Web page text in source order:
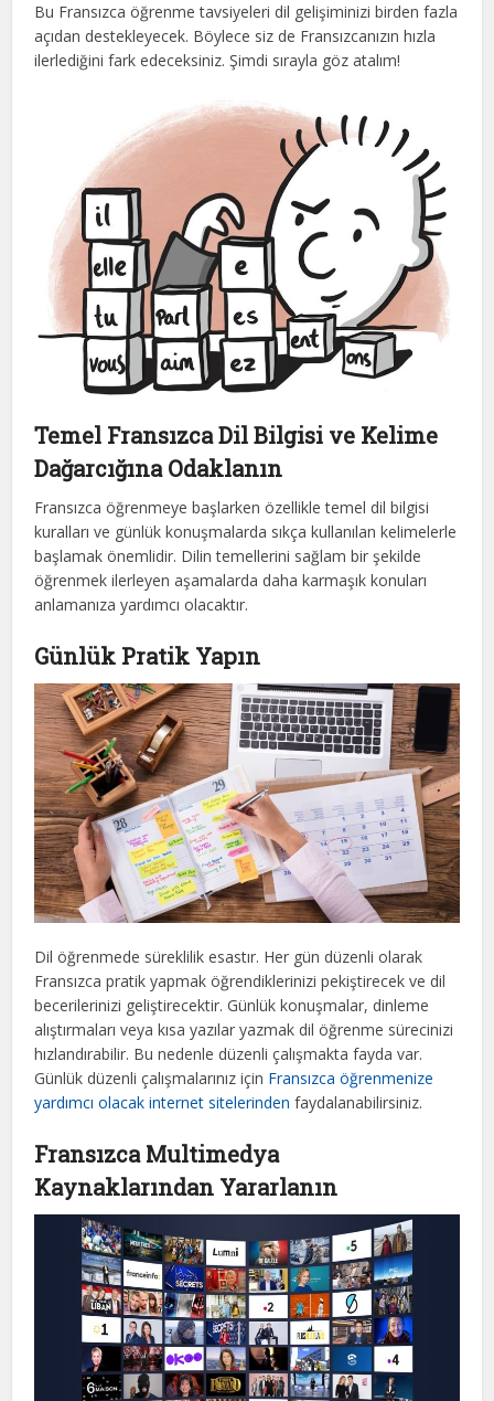
Bu Fransızca öğrenme tavsiyeleri dil gelişiminizi birden fazla
açıdan destekleyecek. Böylece siz de Fransızcanızın hızla
ilerlediğini fark edeceksiniz. Şimdi sırayla göz atalım!
Temel Fransızca Dil Bilgisi ve Kelime
Dağarcığına Odaklanın
Fransızca öğrenmeye başlarken özellikle temel dil bilgisi
kuralları ve günlük konuşmalarda sıkça kullanılan kelimelerle
başlamak önemlidir. Dilin temellerini sağlam bir şekilde
öğrenmek ilerleyen aşamalarda daha karmaşık konuları
anlamanıza yardımcı olacaktır.
Günlük Pratik Yapın
Dil öğrenmede süreklilik esastır. Her gün düzenli olarak
Fransızca pratik yapmak öğrendiklerinizi pekiştirecek ve dil
becerilerinizi geliştirecektir. Günlük konuşmalar, dinleme
alıştırmaları veya kısa yazılar yazmak dil öğrenme sürecinizi
hızlandırabilir. Bu nedenle düzenli çalışmakta fayda var.
Günlük düzenli çalışmalarınız için Fransızca öğrenmenize
yardımcı olacak internet sitelerinden faydalanabilirsiniz.
Fransızca Multimedya
Kaynaklarından Yararlanın